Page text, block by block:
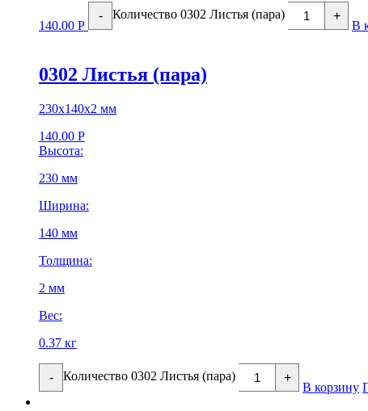
140.00 Р
- Количество 0302 Листья (пара) +
В
0302 Листья (пара)
230х140х2 мм
140.00 Р
Высота:
230 мм
Ширина:
140 мм
Толщина:
2 мм
Вес:
0.37 кг
- Количество 0302 Листья (пара) +
В корзину